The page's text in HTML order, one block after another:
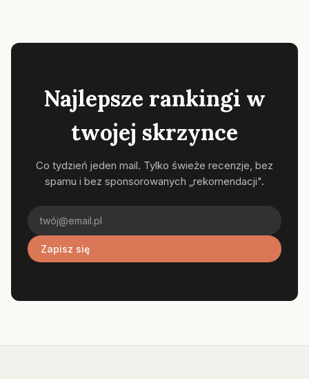
Najlepsze rankingi w
twojej skrzynce
Co tydzień jeden mail. Tylko świeże recenzje, bez
spamu i bez sponsorowanych „rekomendacji".
Zapisz się